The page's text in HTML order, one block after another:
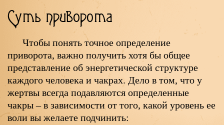
Суть приворота
Чтобы понять точное определение
приворота, важно получить хотя бы общее
представление об энергетической структуре
каждого человека и чакрах. Дело в том, что у
жертвы всегда подавляются определенные
чакры – в зависимости от того, какой уровень ее
воли вы желаете подчинить: